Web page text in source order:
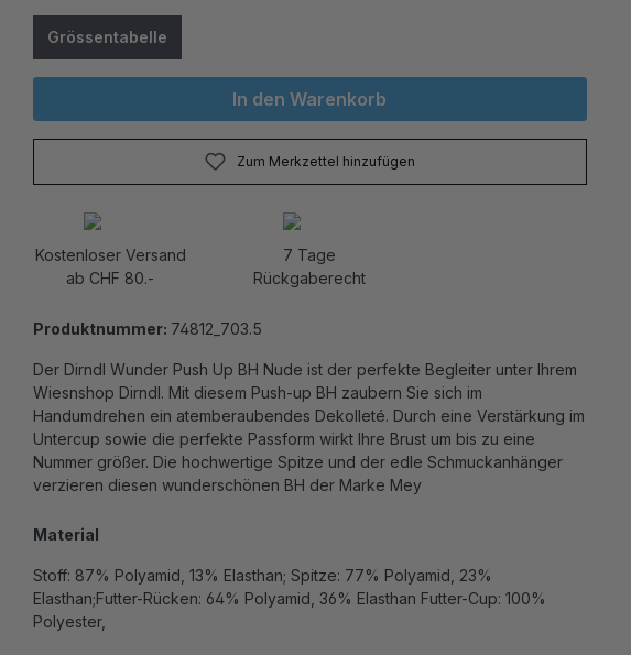
Grössentabelle
In den Warenkorb
Zum Merkzettel hinzufügen
Kostenloser Versand
ab CHF 80.-
7 Tage
Rückgaberecht
Produktnummer: 74812_703.5
Der Dirndl Wunder Push Up BH Nude ist der perfekte Begleiter unter Ihrem
Wiesnshop Dirndl. Mit diesem Push-up BH zaubern Sie sich im
Handumdrehen ein atemberaubendes Dekolleté. Durch eine Verstärkung im
Untercup sowie die perfekte Passform wirkt Ihre Brust um bis zu eine
Nummer größer. Die hochwertige Spitze und der edle Schmuckanhänger
verzieren diesen wunderschönen BH der Marke Mey
Material
Stoff: 87% Polyamid, 13% Elasthan; Spitze: 77% Polyamid, 23%
Elasthan;Futter-Rücken: 64% Polyamid, 36% Elasthan Futter-Cup: 100%
Polyester,